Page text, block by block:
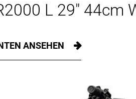
L 29" 44cm
ANSEHEN